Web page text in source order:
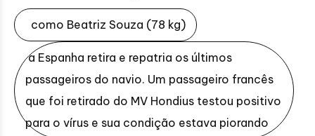
como Beatriz Souza (78 kg)
a Espanha retira e repatria os últimos
passageiros do navio. Um passageiro francês
que foi retirado do MV Hondius testou positivo
para o vírus e sua condição estava piorando